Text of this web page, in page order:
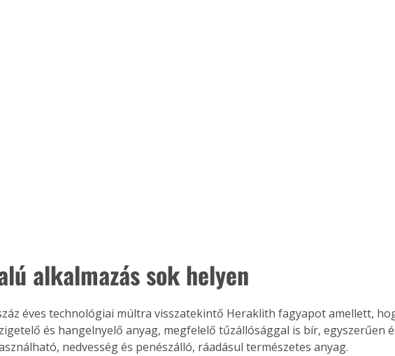
alkalmazás sok helyen
éves technológiai múltra visszatekintő Heraklith fagyapot amellett,
és hangelnyelő anyag, megfelelő tűzállósággal is bír, egyszerűen
nedvesség és penészálló, ráadásul természetes anyag.